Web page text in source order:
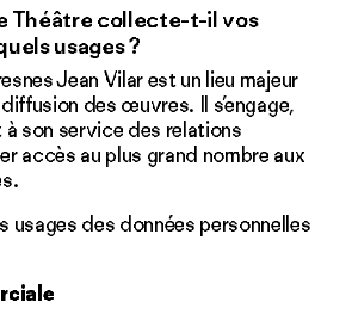
Théâtre collecte-t-il vos
usages ?
Jean Vilar est un lieu majeur
des œuvres. Il s’engage,
son service des relations
accès au plus grand nombre aux
usages des données personnelles